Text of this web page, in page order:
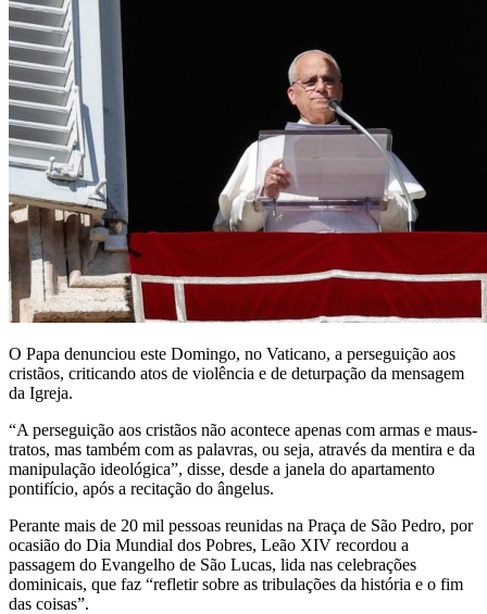
O Papa denunciou este Domingo, no Vaticano, a perseguição aos
cristãos, criticando atos de violência e de deturpação da mensagem
da Igreja.
“A perseguição aos cristãos não acontece apenas com armas e maus-
tratos, mas também com as palavras, ou seja, através da mentira e da
manipulação ideológica”, disse, desde a janela do apartamento
pontifício, após a recitação do ângelus.
Perante mais de 20 mil pessoas reunidas na Praça de São Pedro, por
ocasião do Dia Mundial dos Pobres, Leão XIV recordou a
passagem do Evangelho de São Lucas, lida nas celebrações
dominicais, que faz “refletir sobre as tribulações da história e o fim
das coisas”.